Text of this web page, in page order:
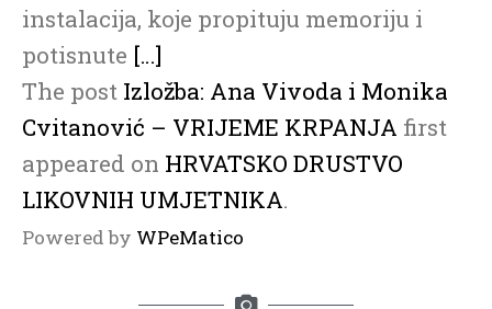
instalacija, koje propituju memoriju i
potisnute […]
The post Izložba: Ana Vivoda i Monika
Cvitanović – VRIJEME KRPANJA first
appeared on HRVATSKO DRUSTVO
LIKOVNIH UMJETNIKA.
Powered by WPeMatico